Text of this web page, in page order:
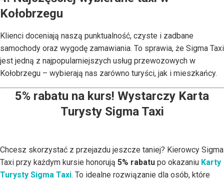
Kołobrzegu
Klienci doceniają naszą punktualność, czyste i zadbane
samochody oraz wygodę zamawiania. To sprawia, że Sigma Taxi
jest jedną z najpopularniejszych usług przewozowych w
Kołobrzegu – wybierają nas zarówno turyści, jak i mieszkańcy.
5% rabatu na kurs! Wystarczy Karta
Turysty Sigma Taxi
Chcesz skorzystać z przejazdu jeszcze taniej? Kierowcy Sigma
Taxi przy każdym kursie honorują 5% rabatu po okazaniu Karty
Turysty Sigma Taxi. To idealne rozwiązanie dla osób, które